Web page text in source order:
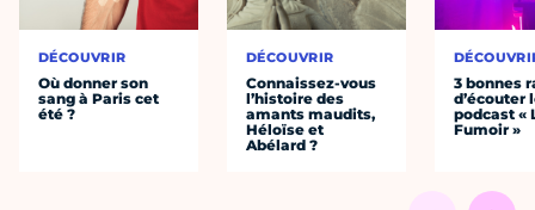
DÉCOUVRIR
Où donner son
sang à Paris cet
été ?
DÉCOUVRIR
Connaissez-vous
l’histoire des
amants maudits,
Héloïse et
Abélard ?
3 bonnes
d’écouter
podcast «
Fumoir »